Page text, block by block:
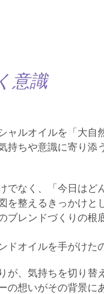
意識
ャルオイルを「大自
持ちや意識に寄り添
でなく、「今日はど
を整えるきっかけと
ブレンドづくりの根
ドオイルを手がけた
が、気持ちを切り替
の想いがその背景に